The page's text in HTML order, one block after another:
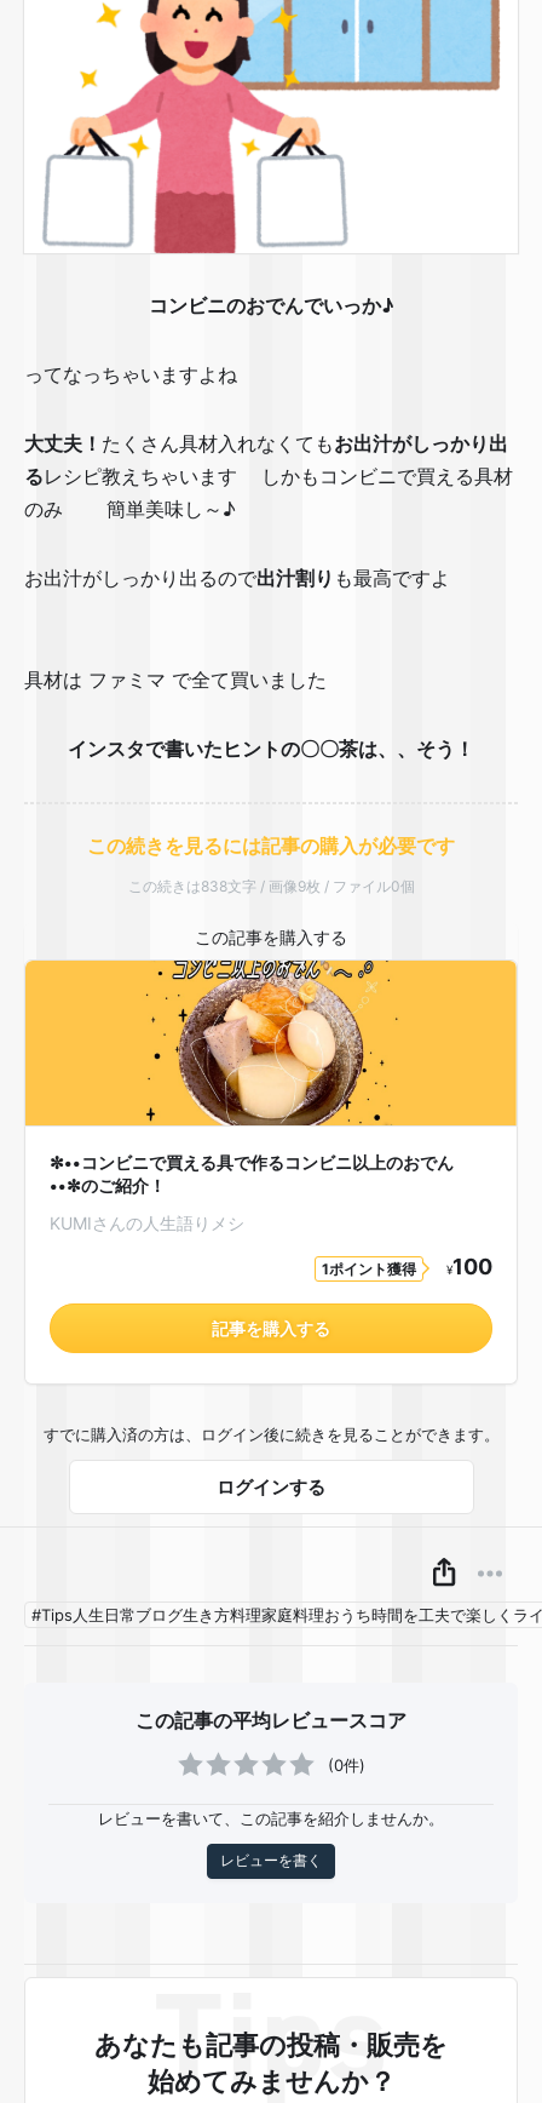
コンビニのおでんでいっか♪
ってなっちゃいますよね😅
大丈夫！ たくさん具材入れなくてもお出汁がしっかり出
るレシピ教えちゃいます🤗しかもコンビニで買える具材
のみ❣️ 簡単美味し～♪
お出汁がしっかり出るので出汁割り も最高ですよ😏🍶
具材は ファミマ で全て買いました✌️
インスタで書いたヒントの〇〇茶は、、そう！
この続きを見るには記事の購入が必要です
この続きは838文字 / 画像9枚 / ファイル0個
✼••コンビニで買える具で作るコンビニ以上のおでん🍢
••✼のご紹介！
KUMIさんの人生語りメシ🍚
1ポイント獲得 ¥100
記事を購入する
すでに購入済の方は、ログイン後に続きを見ることができます。
ログインする
#Tips人生日常ブログ生き方料理家庭料理おうち時間を工夫で楽しくラ
この記事の平均レビュースコア
(0件)
レビューを書いて、この記事を紹介しませんか。
レビューを書く
あなたも記事の投稿・販売を
始めてみませんか？